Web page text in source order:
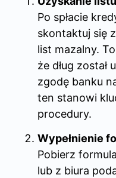
Po spłacie
skontaktuj się
list mazalny.
że dług
zgodę banku
ten stanowi
procedury.
Wypełnienie
Pobierz
lub z biura